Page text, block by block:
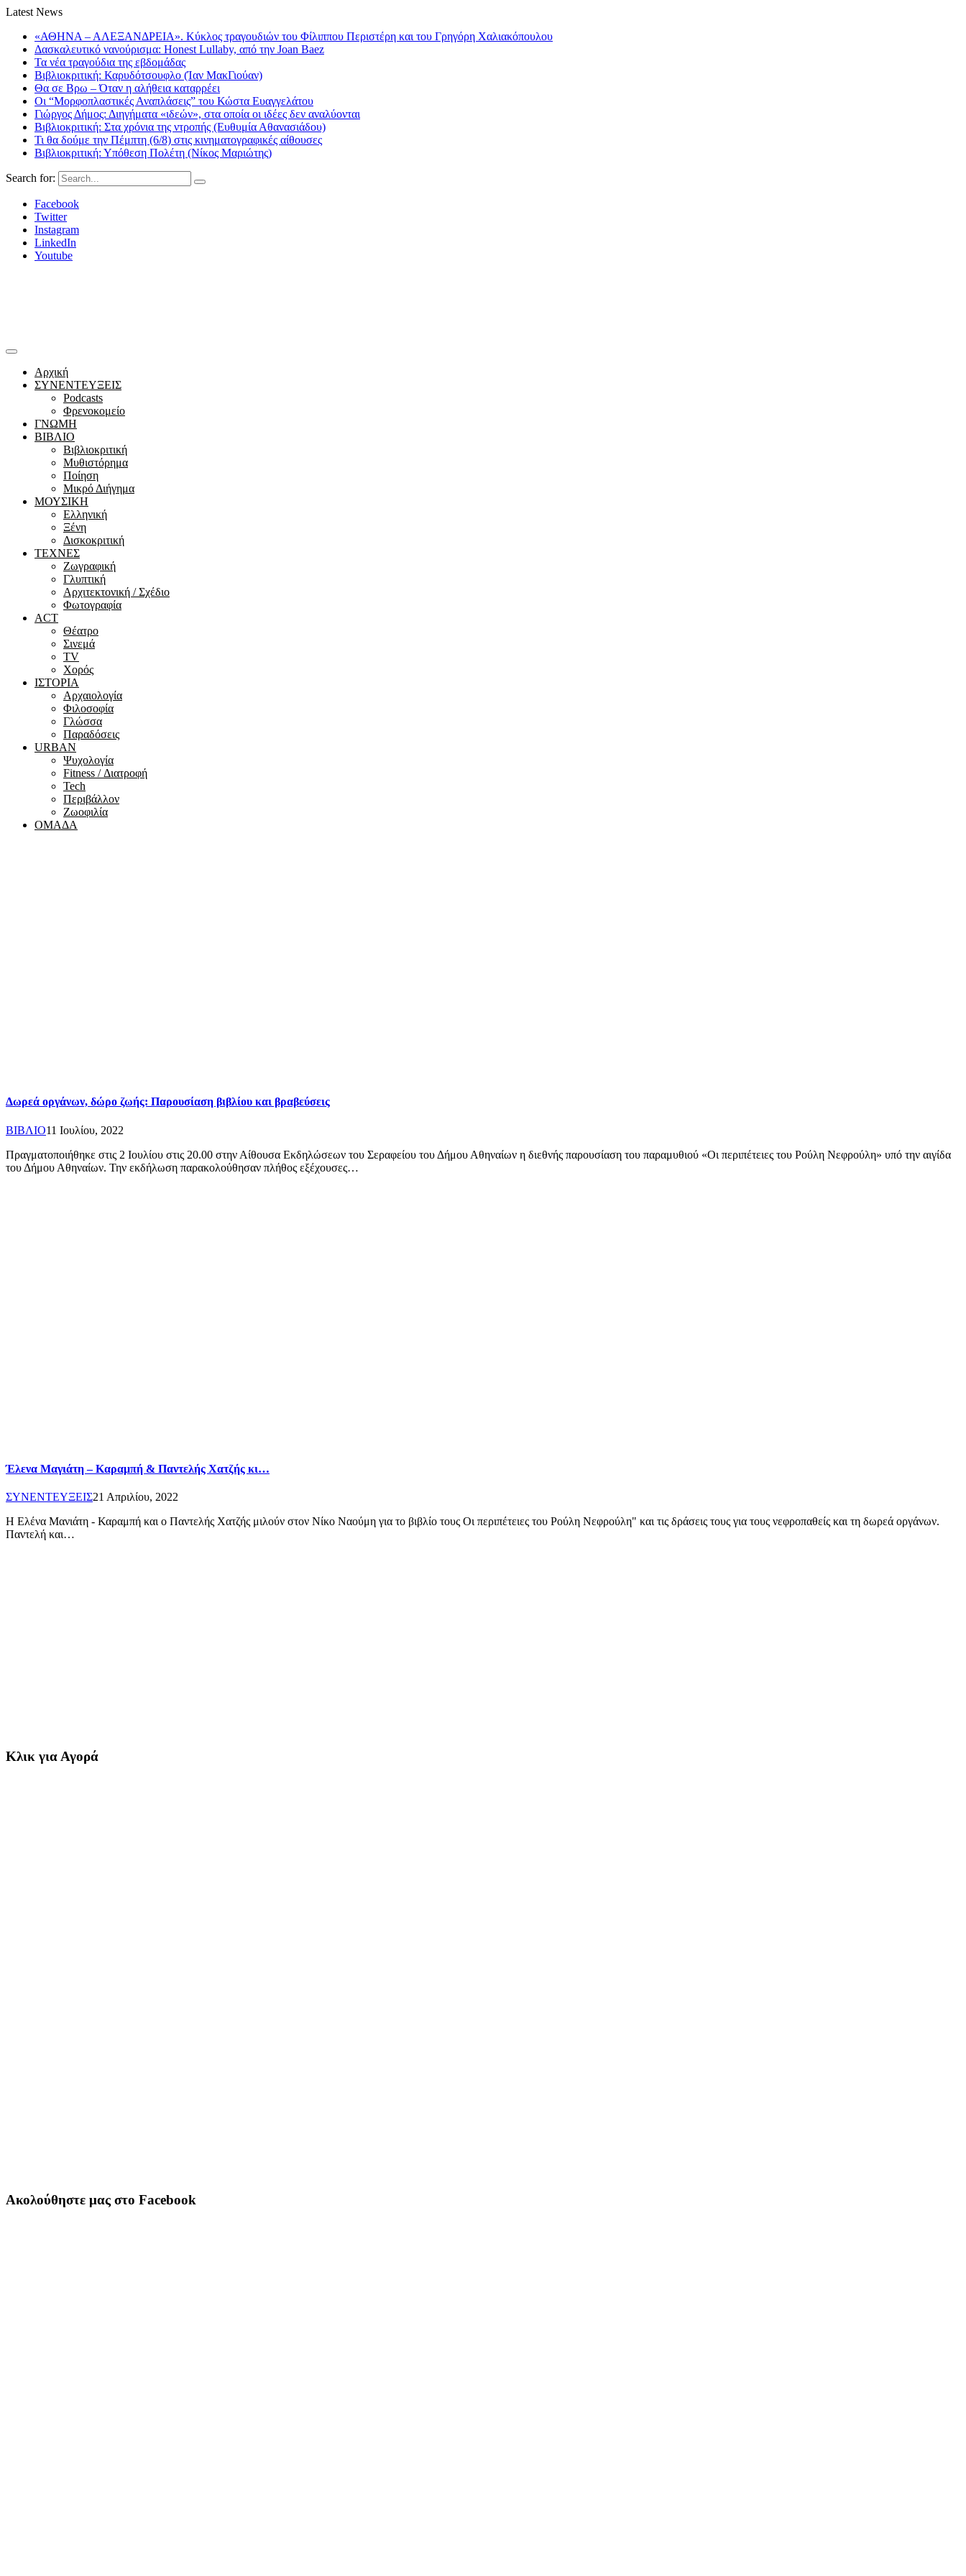
Latest News
«ΑΘΗΝΑ – ΑΛΕΞΑΝΔΡΕΙΑ». Κύκλος τραγουδιών του Φίλιππου Περιστέρη και του Γρηγόρη Χαλιακόπουλου
Δασκαλευτικό νανούρισμα: Honest Lullaby, από την Joan Baez
Τα νέα τραγούδια της εβδομάδας
Βιβλιοκριτική: Καρυδότσουφλο (Ίαν ΜακΓιούαν)
Θα σε Βρω – Όταν η αλήθεια καταρρέει
Οι “Μορφοπλαστικές Αναπλάσεις” του Κώστα Ευαγγελάτου
Γιώργος Δήμος: Διηγήματα «ιδεών», στα οποία οι ιδέες δεν αναλύονται
Βιβλιοκριτική: Στα χρόνια της ντροπής (Ευθυμία Αθανασιάδου)
Τι θα δούμε την Πέμπτη (6/8) στις κινηματογραφικές αίθουσες
Βιβλιοκριτική: Υπόθεση Πολέτη (Νίκος Μαριώτης)
Search for:
Facebook
Twitter
Instagram
LinkedIn
Youtube
Αρχική
ΣΥΝΕΝΤΕΥΞΕΙΣ
Podcasts
Φρενοκομείο
ΓΝΩΜΗ
ΒΙΒΛΙΟ
Βιβλιοκριτική
Μυθιστόρημα
Ποίηση
Μικρό Διήγημα
ΜΟΥΣΙΚΗ
Ελληνική
Ξένη
Δισκοκριτική
ΤΕΧΝΕΣ
Ζωγραφική
Γλυπτική
Αρχιτεκτονική / Σχέδιο
Φωτογραφία
ACT
Θέατρο
Σινεμά
ΤV
Χορός
ΙΣΤΟΡΙΑ
Αρχαιολογία
Φιλοσοφία
Γλώσσα
Παραδόσεις
URBAN
Ψυχολογία
Fitness / Διατροφή
Tech
Περιβάλλον
Ζωοφιλία
ΟΜΑΔΑ
Δωρεά οργάνων, δώρο ζωής: Παρουσίαση βιβλίου και βραβεύσεις
ΒΙΒΛΙΟ11 Ιουλίου, 2022
Πραγματοποιήθηκε στις 2 Ιουλίου στις 20.00 στην Αίθουσα Εκδηλώσεων του Σεραφείου του Δήμου Αθηναίων η διεθνής παρουσίαση του παραμυθιού «Οι περιπέτειες του Ρούλη Νεφρούλη» υπό την αιγίδα
του Δήμου Αθηναίων. Την εκδήλωση παρακολούθησαν πλήθος εξέχουσες…
Έλενα Μαγιάτη – Καραμπή & Παντελής Χατζής κι…
ΣΥΝΕΝΤΕΥΞΕΙΣ21 Απριλίου, 2022
Η Ελένα Μανιάτη - Καραμπή και ο Παντελής Χατζής μιλούν στον Νίκο Ναούμη για το βιβλίο τους Οι περιπέτειες του Ρούλη Νεφρούλη" και τις δράσεις τους για τους νεφροπαθείς και τη δωρεά οργάνων.
Παντελή και…
Κλικ για Αγορά
Ακολούθηστε μας στο Facebook